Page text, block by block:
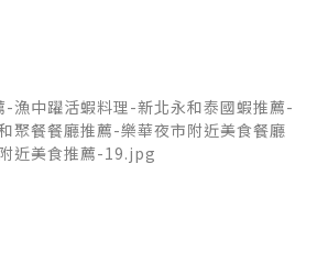
-漁中躍活蝦料理-新北永和泰國蝦推薦-
聚餐餐廳推薦-樂華夜市附近美食餐廳
近美食推薦-19.jpg